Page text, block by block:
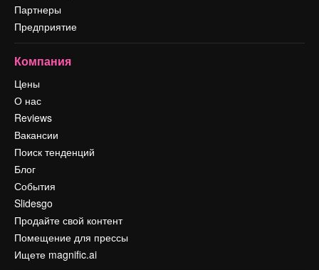
Партнеры
Предприятие
Компания
Цены
О нас
Reviews
Вакансии
Поиск тенденций
Блог
События
Slidesgo
Продайте свой контент
Помещение для прессы
Ищете magnific.ai